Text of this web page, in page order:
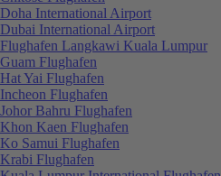
Doha International Airport
Dubai International Airport
Flughafen Langkawi Kuala Lumpur
Guam Flughafen
Hat Yai Flughafen
Incheon Flughafen
Johor Bahru Flughafen
Khon Kaen Flughafen
Ko Samui Flughafen
Krabi Flughafen